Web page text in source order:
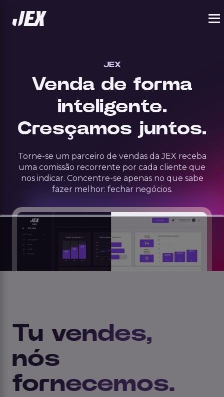
JEX
Venda de forma
inteligente.
Cresçamos juntos.
Torne-se um parceiro de vendas da JEX receba
uma comissão recorrente por cada cliente que
nos indicar. Concentre-se apenas no que sabe
fazer melhor: fechar negócios.
Tu vendes,
nós
fornecemos.